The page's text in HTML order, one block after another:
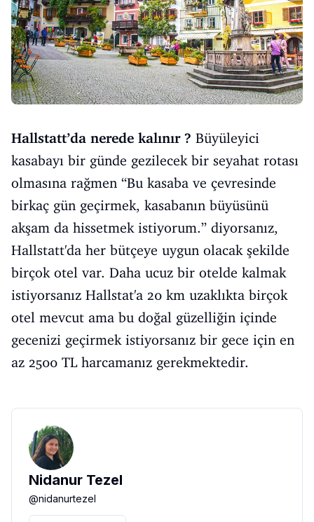
Hallstatt’da nerede kalınır ? Büyüleyici
kasabayı bir günde gezilecek bir seyahat rotası
olmasına rağmen “Bu kasaba ve çevresinde
birkaç gün geçirmek, kasabanın büyüsünü
akşam da hissetmek istiyorum.” diyorsanız,
Hallstatt'da her bütçeye uygun olacak şekilde
birçok otel var. Daha ucuz bir otelde kalmak
istiyorsanız Hallstat'a 20 km uzaklıkta birçok
otel mevcut ama bu doğal güzelliğin içinde
gecenizi geçirmek istiyorsanız bir gece için en
az 2500 TL harcamanız gerekmektedir.
Nidanur Tezel
@nidanurtezel